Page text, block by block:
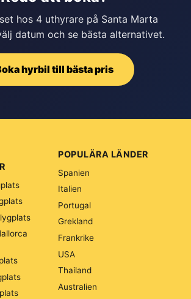
hos 4 uthyrare på Santa Marta
datum och se bästa alternativet.
hyrbil till bästa pris
POPULÄRA LÄNDER
Spanien
Italien
Portugal
Grekland
Frankrike
USA
Thailand
Australien